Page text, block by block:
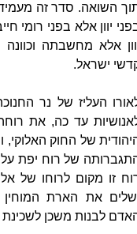
השואה. סדר זה
יוון אלא בפני רומי
אלא מחשבתה
ישראל.
העליז של נר
עד כה, את
של החוק
של רוח יפת
זו מקום לרוחו של
את הארת המוחין
לבנות משכן לשכינת